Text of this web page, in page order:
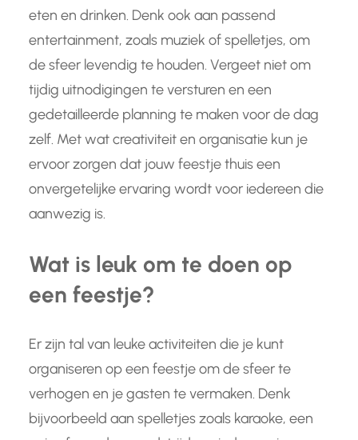
eten en drinken. Denk ook aan passend
entertainment, zoals muziek of spelletjes, om
de sfeer levendig te houden. Vergeet niet om
tijdig uitnodigingen te versturen en een
gedetailleerde planning te maken voor de dag
zelf. Met wat creativiteit en organisatie kun je
ervoor zorgen dat jouw feestje thuis een
onvergetelijke ervaring wordt voor iedereen die
aanwezig is.
Wat is leuk om te doen op
een feestje?
Er zijn tal van leuke activiteiten die je kunt
organiseren op een feestje om de sfeer te
verhogen en je gasten te vermaken. Denk
bijvoorbeeld aan spelletjes zoals karaoke, een